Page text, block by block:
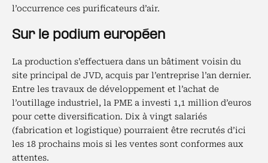
l’occurrence ces purificateurs d’air.
Sur le podium européen
La production s’effectuera dans un bâtiment voisin du
site principal de JVD, acquis par l’entreprise l’an dernier.
Entre les travaux de développement et l’achat de
l’outillage industriel, la PME a investi 1,1 million d’euros
pour cette diversification. Dix à vingt salariés
(fabrication et logistique) pourraient être recrutés d’ici
les 18 prochains mois si les ventes sont conformes aux
attentes.